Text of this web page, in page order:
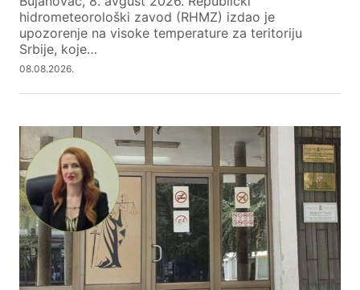
hidrometeorološki zavod (RHMZ) izdao je
upozorenje na visoke temperature za teritoriju
Srbije, koje…
08.08.2026.